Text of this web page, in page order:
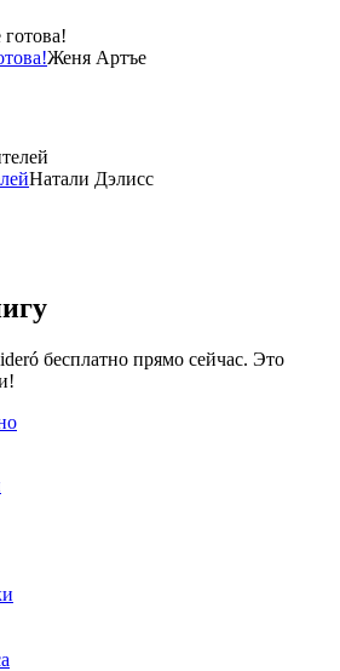
Женя Артъе
Натали Дэлисс
бесплатно прямо сейчас. Это